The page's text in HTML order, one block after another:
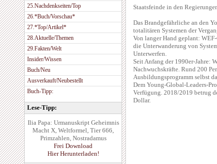
25.Nachdenkseiten/Top
26.*Buch/Vorschau*
27.*Top/Artikel*
28.Aktuelle/Themen
29.Fakten/Welt
Insider/Wissen
Buch/Neu
Ausverkauft/Neubestellt
Buch-Tipp:
Lese-Tipp:
Ilia Papa: Urmanuskript Geheimnis
Macht X, Weltformel, Tier 666,
Primzahlen, Nostradamus
Frei Download
Hier Herunterladen!
Staatsfeinde in den
Das Brandgefährliche an den
totalitären Systemen der
Von langer Hand geplant:
die Unterwanderung von
Unterwerfen.
Seit Anfang der 1990er-Jahre:
Nachwuchskräfte. Rund 200
Ausbildungsprogramm selbst
Dem Young-Global-Leaders-
Verfügung. 2018/2019 betrug
Dollar.